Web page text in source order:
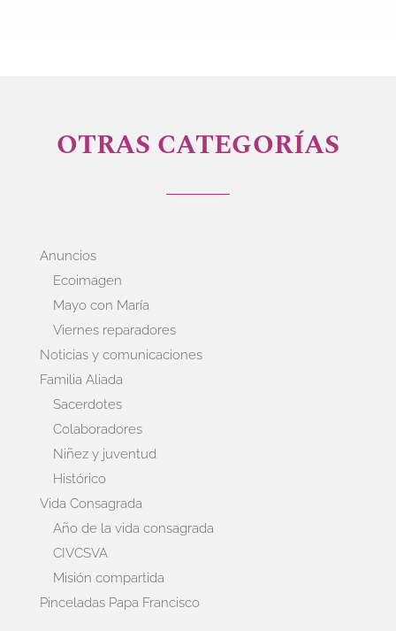
OTRAS CATEGORÍAS
Anuncios
Ecoimagen
Mayo con María
Viernes reparadores
Noticias y comunicaciones
Familia Aliada
Sacerdotes
Colaboradores
Niñez y juventud
Histórico
Vida Consagrada
Año de la vida consagrada
CIVCSVA
Misión compartida
Pinceladas Papa Francisco